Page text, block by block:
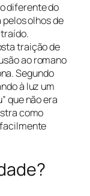
diferente do
olhos de
traição de
ao romano
Segundo
à luz um
que não era
como